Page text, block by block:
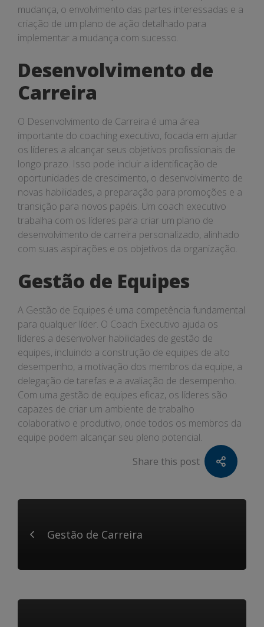
mudança, o envolvimento das partes interessadas e a
criação de um plano de ação detalhado para
implementar a mudança com sucesso.
Desenvolvimento de
Carreira
O Desenvolvimento de Carreira é uma área
importante do coaching executivo, focada em ajudar
os líderes a alcançar seus objetivos profissionais de
longo prazo. Isso pode incluir a identificação de
oportunidades de crescimento, o desenvolvimento de
novas habilidades, a preparação para promoções e a
transição para novos papéis. Um coach executivo
trabalha com os líderes para criar um plano de
desenvolvimento de carreira personalizado, alinhado
com suas aspirações e os objetivos da organização.
Gestão de Equipes
A Gestão de Equipes é uma competência fundamental
para qualquer líder. O Coach Executivo ajuda os
líderes a desenvolver habilidades de gestão de
equipes, incluindo a construção de equipes de alto
desempenho, a motivação dos membros da equipe, a
delegação de tarefas e a avaliação de desempenho.
Com uma gestão de equipes eficaz, os líderes são
capazes de criar um ambiente de trabalho
colaborativo e produtivo, onde todos os membros da
equipe podem alcançar seu pleno potencial.
Share this post
Gestão de Carreira